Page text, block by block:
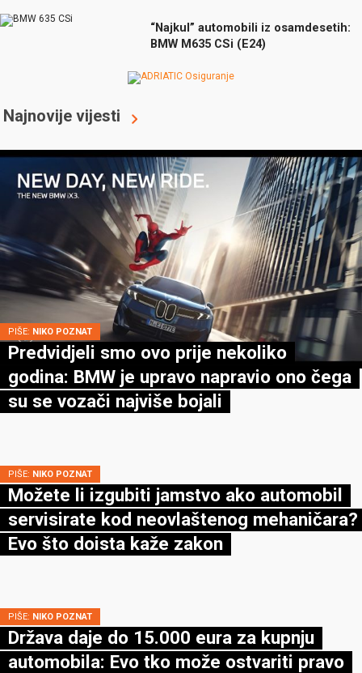
“Najkul” automobili iz osamdesetih:
BMW M635 CSi (E24)
Najnovije vijesti
PIŠE: NIKO POZNAT
Predvidjeli smo ovo prije nekoliko
godina: BMW je upravo napravio ono čega
su se vozači najviše bojali
PIŠE: NIKO POZNAT
Možete li izgubiti jamstvo ako automobil
servisirate kod neovlaštenog mehaničara?
Evo što doista kaže zakon
PIŠE: NIKO POZNAT
Država daje do 15.000 eura za kupnju
automobila: Evo tko može ostvariti pravo